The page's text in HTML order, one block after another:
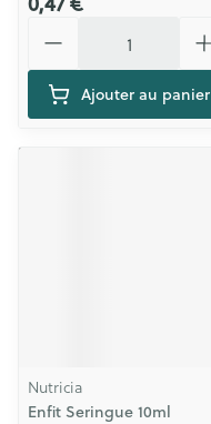
Ajouter au panier
Nutricia
Enfit Seringue 10ml